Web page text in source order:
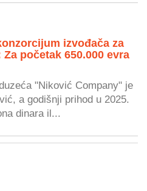
izvođača za
Za početak 650.000 evra
"Niković Company" je
a godišnji prihod u 2025.
dinara il...